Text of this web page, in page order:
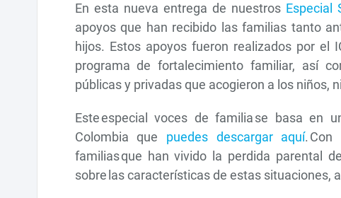
En esta nueva entrega de nuestros Especial
apoyos que han recibido las familias tanto
hijos. Estos apoyos fueron realizados por el
programa de fortalecimiento familiar, así
públicas y privadas que acogieron a los niños,
Este especial voces de familia se basa en
Colombia que puedes descargar aquí. Con
familias que han vivido la perdida parental
sobre las características de estas situaciones,